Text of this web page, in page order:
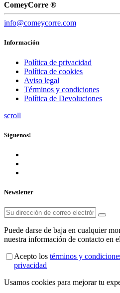
ComeyCorre ®
info@comeycorre.com
Información
Política de privacidad
Política de cookies
Aviso legal
Términos y condiciones
Política de Devoluciones
scroll
Síguenos!
Newsletter
Puede darse de baja en cualquier
nuestra información de contacto en
Acepto los términos y
privacidad
Usamos cookies para mejorar tu